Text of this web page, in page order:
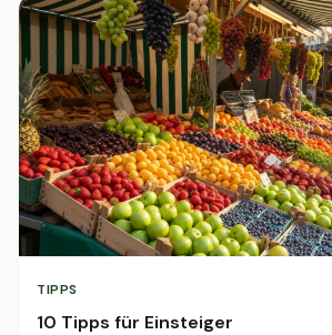
TIPPS
10 Tipps für Einsteiger